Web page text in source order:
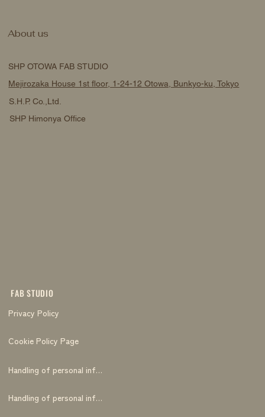
FAB STUDIO
Privacy Policy
Cookie Policy Page
Handling of personal information
Handling of personal information
SHP OTOWA FAB STUDIO
Mejirozaka House 1st floor, 1-24-12 Otowa, Bunkyo-ku, Tokyo
S.H.P. Co.,Ltd.
SHP Himonya Office
About us